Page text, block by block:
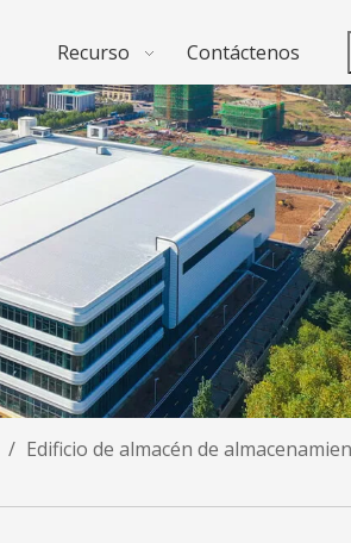
Recurso Contáctenos
/ Edificio de almacén de